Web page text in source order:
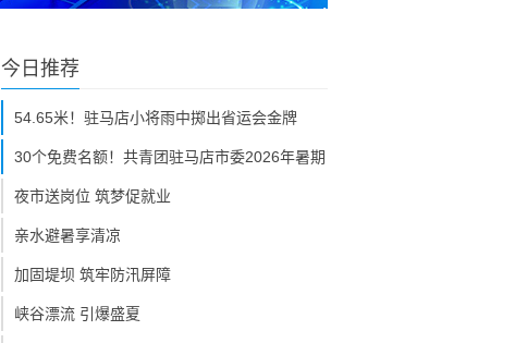
今日推荐
54.65米！驻马店小将雨中掷出省运会金牌
30个免费名额！共青团驻马店市委2026年暑期
夜市送岗位 筑梦促就业
亲水避暑享清凉
加固堤坝 筑牢防汛屏障
峡谷漂流 引爆盛夏